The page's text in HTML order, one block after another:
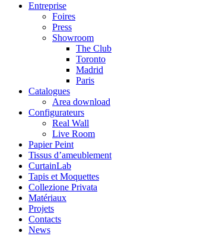
Entreprise
Foires
Press
Showroom
The Club
Toronto
Madrid
Paris
Catalogues
Area download
Configurateurs
Real Wall
Live Room
Papier Peint
Tissus d’ameublement
CurtainLab
Tapis et Moquettes
Collezione Privata
Matériaux
Projets
Contacts
News